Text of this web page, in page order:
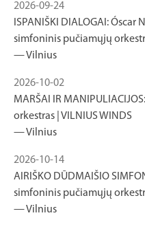
ISPANIŠKI DIALOGAI:
simfoninis pučiamųjų
Vilnius
2026-09-24
MARŠAI IR
orkestras | VILNIUS WINDS
Vilnius
2026-10-02
AIRIŠKO DŪDMAIŠIO
simfoninis pučiamųjų
Vilnius
2026-10-14